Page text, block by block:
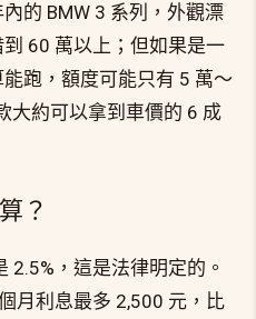
的 BMW 3 系列，外觀漂
60 萬以上；但如果是一
跑，額度可能只有 5 萬～
大約可以拿到車價的 6 成
？
2.5%，這是法律明定的。
月利息最多 2,500 元，比